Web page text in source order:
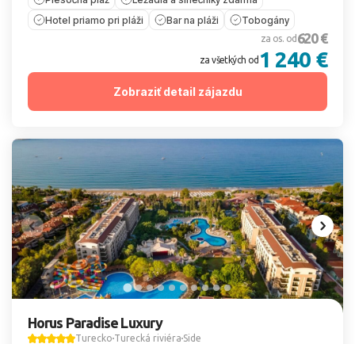
Hotel priamo pri pláži
Bar na pláži Tobogány
za os. od 620 €
za všetkých od 1 240 €
Zobraziť detail zájazdu
Horus Paradise Luxury
Turecko Turecká riviéra Side